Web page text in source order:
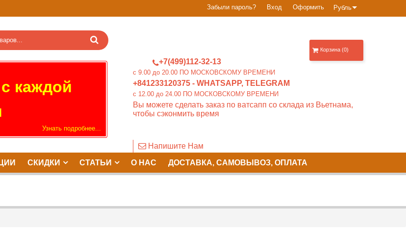
Рубль
Забыли пароль? Вход Оформить
+7(499)112-32-13
c 9.00 до 20.00 ПО МОСКОВСКОМУ ВРЕМЕНИ
+841233120375 - WHATSAPP, TELEGRAM
c 12.00 до 24.00 ПО МОСКОВСКОМУ ВРЕМЕНИ
Вы можете сделать заказ по ватсапп со склада из Вьетнама,
чтобы сэконмить время
Напишите Нам
каждой
Узнать подробнее...
Корзина (0)
СКИДКИ СТАТЬИ О НАС ДОСТАВКА, САМОВЫВОЗ, ОПЛАТА